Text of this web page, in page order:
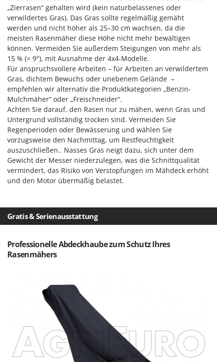
„Zierrasen“ gehalten wird (kein naturbelassenes oder
verwildertes Gras). Das Gras sollte regelmäßig gemäht
werden und nicht höher als 25–30 cm wachsen, da die
meisten Rasenmäher diese Höhe nicht mehr bewältigen
können. Vermeiden Sie außerdem Steigungen von mehr als
15 % (= 9°), mit Ausnahme der 4x4-Modelle.
Für anspruchsvollere Arbeiten – für Arbeiten an verwildertem
Gras, dichtem Bewuchs oder unebenem Gelände –
empfehlen wir alternativ die Produktkategorien „Benzin-
Mulchmäher“ oder „Freischneider“.
Achten Sie darauf, den Rasen nur zu mähen, wenn Gras und
Untergrund vollständig trocken sind. Vermeiden Sie
Regenperioden oder Bewässerung und wählen Sie
vorzugsweise den Nachmittag, um Restfeuchtigkeit
auszuschließen.. Nasses Gras neigt dazu, sich unter dem
Gewicht der Messer niederzulegen, was die Schnittqualität
vermindert, das Risiko von Verstopfungen im Mähdeck erhöht
und den Motor übermäßig belastet.
Gratis & Serienausstattung
Professionelle Abdeckhaube zum Schutz Ihres
Rasenmähers